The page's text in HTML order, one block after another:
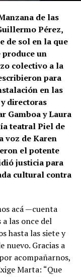
de las
Pérez,
de sol en la que
un
colectivo a la
para
en las
directoras
Gamboa y Laura
teatral Piel de
voz de Karen
el potente
justicia para
cultural contra
acá —cuenta
las once del
hasta las siete y
nuevo. Gracias a
acompañarnos,
Marta: “Que